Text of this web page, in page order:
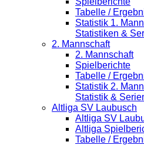
Tabelle /
Statistik 1.
Statistiken &
2. Mannschaft
2. Mannschaft
Spielberichte
Tabelle /
Statistik 2.
Statistik &
Altliga SV Laubusch
Altliga SV
Altliga
Tabelle /